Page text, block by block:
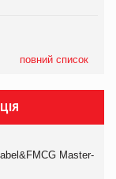
повний список
Master-